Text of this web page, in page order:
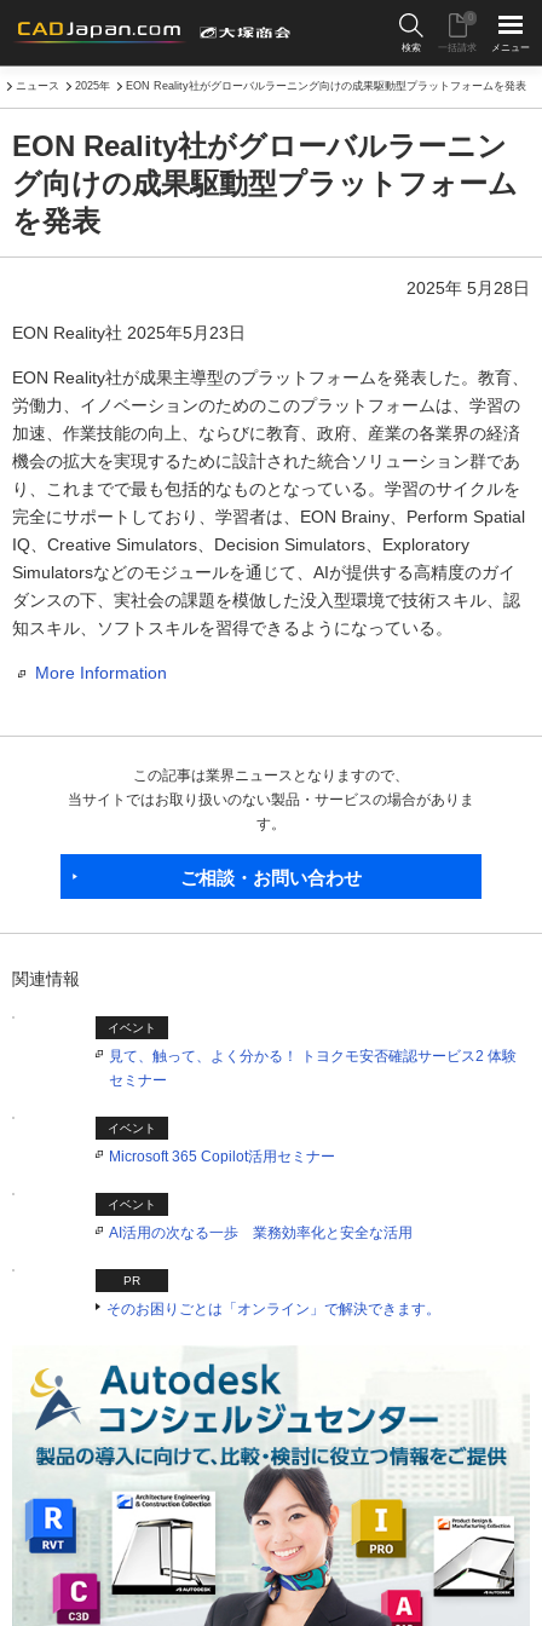
検索 一括請求
0
メニュー
ニュース 2025年 EON Reality社がグローバルラーニング向けの成果駆動型プラットフォームを発表
EON Reality社がグローバルラーニン
グ向けの成果駆動型プラットフォーム
を発表
2025年 5月28日
EON Reality社 2025年5月23日
EON Reality社が成果主導型のプラットフォームを発表した。教育、
労働力、イノベーションのためのこのプラットフォームは、学習の
加速、作業技能の向上、ならびに教育、政府、産業の各業界の経済
機会の拡大を実現するために設計された統合ソリューション群であ
り、これまでで最も包括的なものとなっている。学習のサイクルを
完全にサポートしており、学習者は、EON Brainy、Perform Spatial
IQ、Creative Simulators、Decision Simulators、Exploratory
Simulatorsなどのモジュールを通じて、AIが提供する高精度のガイ
ダンスの下、実社会の課題を模倣した没入型環境で技術スキル、認
知スキル、ソフトスキルを習得できるようになっている。
More Information
この記事は業界ニュースとなりますので、
当サイトではお取り扱いのない製品・サービスの場合がありま
す。
ご相談・お問い合わせ
関連情報
イベント
見て、触って、よく分かる！ トヨクモ安否確認サービス2 体験
セミナー
イベント
Microsoft 365 Copilot活用セミナー
イベント
AI活用の次なる一歩 業務効率化と安全な活用
PR
そのお困りごとは「オンライン」で解決できます。